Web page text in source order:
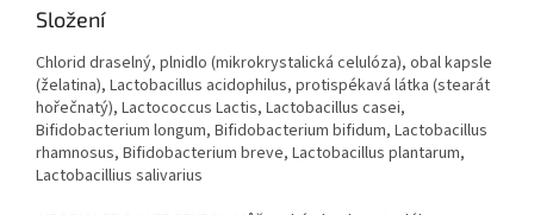
Složení
Chlorid draselný, plnidlo (mikrokrystalická celulóza), obal kapsle
(želatina), Lactobacillus acidophilus, protispékavá látka (stearát
hořečnatý), Lactococcus Lactis, Lactobacillus casei,
Bifidobacterium longum, Bifidobacterium bifidum, Lactobacillus
rhamnosus, Bifidobacterium breve, Lactobacillus plantarum,
Lactobacillius salivarius